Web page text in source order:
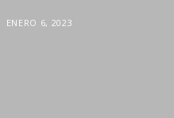
ENERO 6, 2023